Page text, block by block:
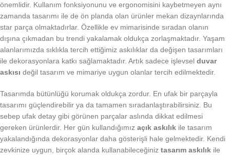
önemlidir. Kullanım fonksiyonunu ve ergonomisini kaybetmeyen aynı
zamanda tasarımı ile de ön planda olan ürünler mekan dizaynlarında
star parça olmaktadırlar. Özellikle ev mimarisinde sıradan olanın
dışına çıkmadan bu trendi yakalamak oldukça zorlaşmaktadır. Yaşam
alanlarımızda sıklıkla tercih ettiğimiz askılıklar da değişen tasarımları
ile dekorasyonlara katkı sağlamaktadır. Artık sadece işlevsel duvar
askısı değil tasarım ve mimariye uygun olanlar tercih edilmektedir.
Tasarımda bütünlüğü korumak oldukça zordur. En ufak bir parçayla
tasarımı güçlendirebilir ya da tamamen sıradanlaştırabilirsiniz. Bu
sebep ufak detay gibi görünen parçalar aslında dikkat edilmesi
gereken ürünlerdir. Her gün kullandığımız açık askılık ile tasarım
yakalandığında dekorasyonlar daha gösterişli hale gelmektedir. Kendi
zevkinize uygun, birçok alanda kullanabileceğiniz tasarım askılık ile